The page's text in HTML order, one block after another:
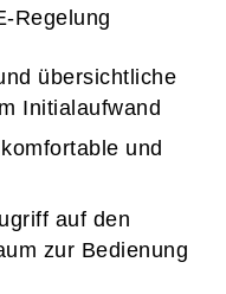
Regelung
übersichtliche
Initialaufwand
und
auf den
zur Bedienung